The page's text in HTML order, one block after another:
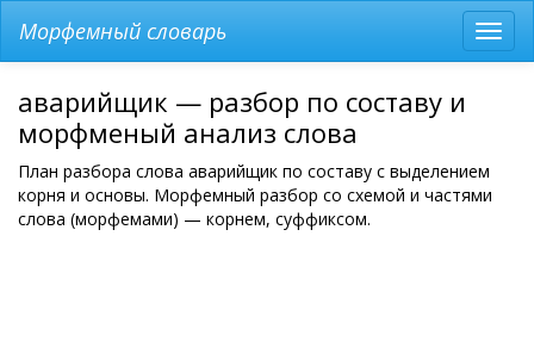
меню
Морфемный словарь
аварийщик — разбор по составу и
морфменый анализ слова
План разбора слова аварийщик по составу с выделением
корня и основы. Морфемный разбор со схемой и частями
слова (морфемами) — корнем, суффиксом.